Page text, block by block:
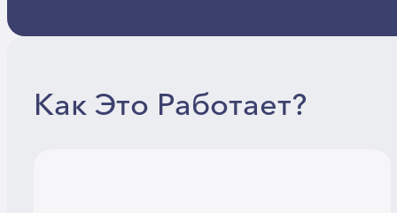
Как Это Работает?